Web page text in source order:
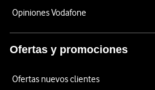
Opiniones Vodafone
Ofertas y promociones
Ofertas nuevos clientes